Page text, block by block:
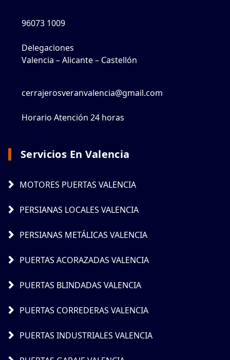
96073 1009
Delegaciones
Valencia – Alicante – Castellón
cerrajerosveranvalencia@gmail.com
Horario Atención 24 horas
Servicios En Valencia
MOTORES PUERTAS VALENCIA
PERSIANAS LOCALES VALENCIA
PERSIANAS METÁLICAS VALENCIA
PUERTAS ACORAZADAS VALENCIA
PUERTAS BLINDADAS VALENCIA
PUERTAS CORREDERAS VALENCIA
PUERTAS INDUSTRIALES VALENCIA